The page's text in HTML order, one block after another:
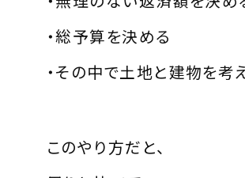
・総予算を決める
・その中で土地と建物を考
このやり方だと、